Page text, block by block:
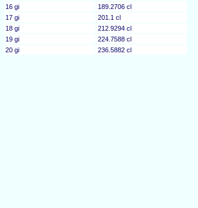
16 gi
189.2706 cl
17 gi
201.1 cl
18 gi
212.9294 cl
19 gi
224.7588 cl
20 gi
236.5882 cl